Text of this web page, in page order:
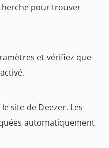
pour trouver
et vérifiez que
site de Deezer. Les
automatiquement